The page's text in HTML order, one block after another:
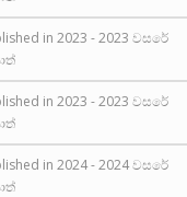
in 2023 - 2023 වසරේ
in 2023 - 2023 වසරේ
in 2024 - 2024 වසරේ